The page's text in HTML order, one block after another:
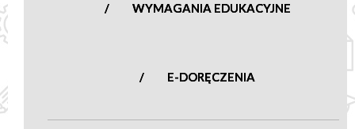
WYMAGANIA EDUKACYJNE
E-DORĘCZENIA